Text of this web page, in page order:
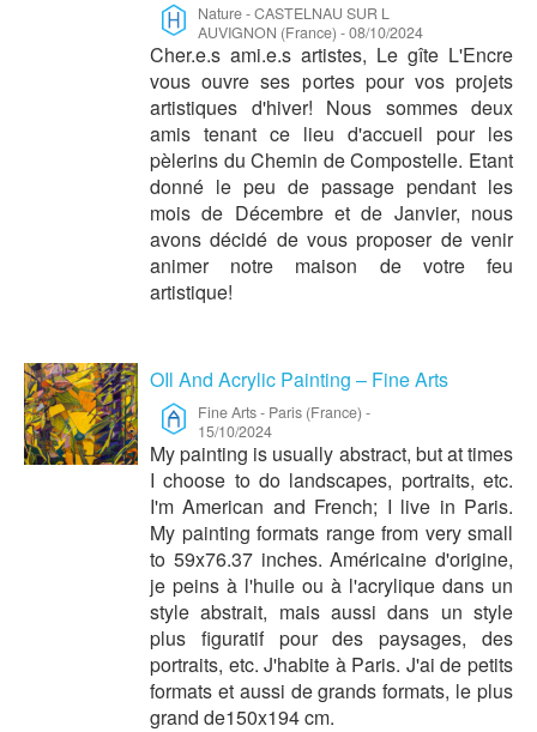
Nature-CASTELNAU SUR L
AUVIGNON (France) -08/10/2024
Cher.e.s ami.e.s artistes, Le gîte L'Encre
vous ouvre ses portes pour vos projets
artistiques d'hiver! Nous sommes deux
amis tenant ce lieu d'accueil pour les
pèlerins du Chemin de Compostelle. Etant
donné le peu de passage pendant les
mois de Décembre et de Janvier, nous
avons décidé de vous proposer de venir
animer notre maison de votre feu
artistique!
OIl And Acrylic Painting – Fine Arts
Fine Arts- Paris (France) -
15/10/2024
My painting is usually abstract, but at times
I choose to do landscapes, portraits, etc.
I'm American and French; I live in Paris.
My painting formats range from very small
to 59x76.37 inches. Américaine d'origine,
je peins à l'huile ou à l'acrylique dans un
style abstrait, mais aussi dans un style
plus figuratif pour des paysages, des
portraits, etc. J'habite à Paris. J'ai de petits
formats et aussi de grands formats, le plus
grand de150x194 cm.